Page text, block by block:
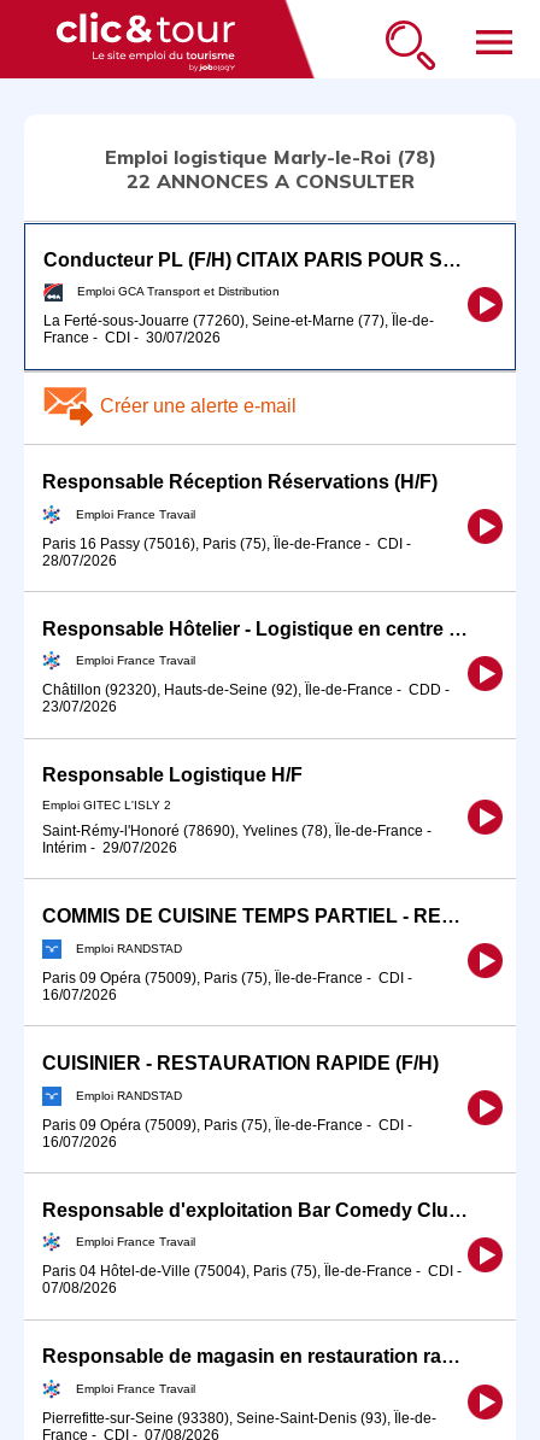
menu
Emploi logistique Marly-le-Roi (78)
22 ANNONCES A CONSULTER
Conducteur PL (F/H) CITAIX PARIS POUR SEPTEMBRE 2026
Emploi GCA Transport et Distribution
La Ferté-sous-Jouarre (77260), Seine-et-Marne (77), Île-de-
France - CDI - 30/07/2026
Créer une alerte e-mail
Responsable Réception Réservations (H/F)
Emploi France Travail
Paris 16 Passy (75016), Paris (75), Île-de-France - CDI -
28/07/2026
Responsable Hôtelier - Logistique en centre maternel (H/F)
Emploi France Travail
Châtillon (92320), Hauts-de-Seine (92), Île-de-France - CDD -
23/07/2026
Responsable Logistique H/F
Emploi GITEC L'ISLY 2
Saint-Rémy-l'Honoré (78690), Yvelines (78), Île-de-France -
Intérim - 29/07/2026
COMMIS DE CUISINE TEMPS PARTIEL - RESTAURATION RAPIDE (F/H)
Emploi RANDSTAD
Paris 09 Opéra (75009), Paris (75), Île-de-France - CDI -
16/07/2026
CUISINIER - RESTAURATION RAPIDE (F/H)
Emploi RANDSTAD
Paris 09 Opéra (75009), Paris (75), Île-de-France - CDI -
16/07/2026
Responsable d'exploitation Bar Comedy Club (H/F)
Emploi France Travail
Paris 04 Hôtel-de-Ville (75004), Paris (75), Île-de-France - CDI -
07/08/2026
Responsable de magasin en restauration rapide (H/F)
Emploi France Travail
Pierrefitte-sur-Seine (93380), Seine-Saint-Denis (93), Île-de-
France - CDI - 07/08/2026